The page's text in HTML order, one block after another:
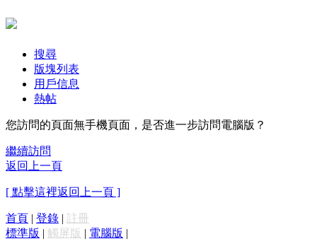
搜尋
版塊列表
用戶信息
熱帖
您訪問的頁面無手機頁面，是否進一步訪問電腦版？
繼續訪問
返回上一頁
[ 點擊這裡返回上一頁 ]
首頁 | 登錄 | 註冊
標準版 | 觸屏版 | 電腦版 |